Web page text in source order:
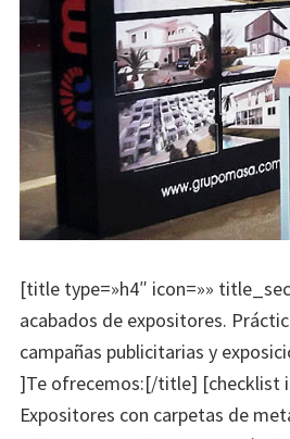
[title type=»h4″ icon=»»
acabados de expositores.
campañas publicitarias y
]Te ofrecemos:[/title] [checklist
Expositores con carpetas de